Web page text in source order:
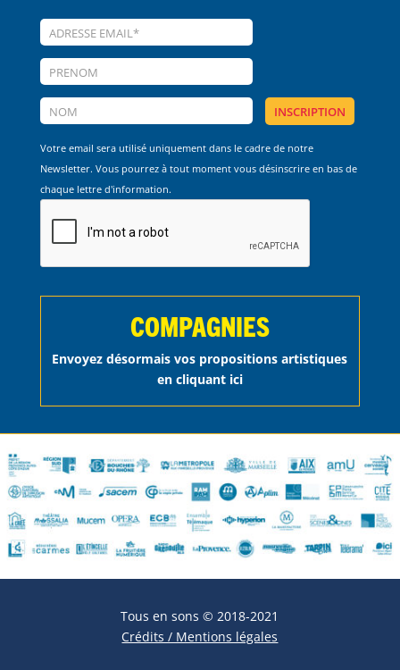
Votre email sera utilisé uniquement dans le cadre de notre
Newsletter. Vous pourrez à tout moment vous désinscrire en bas de
chaque lettre d'information.
COMPAGNIES
Envoyez désormais vos propositions artistiques
en cliquant ici
Tous en sons © 2018-2021
Crédits / Mentions légales